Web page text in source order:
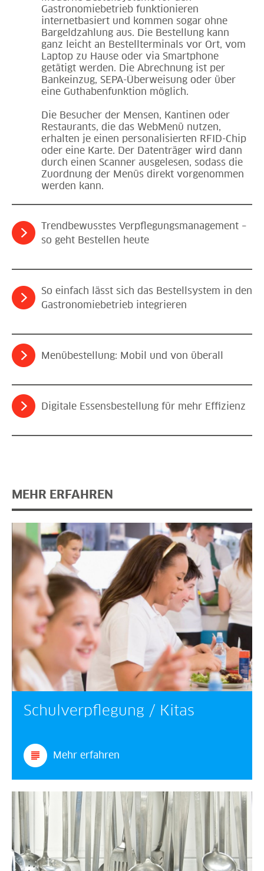
Gastronomiebetrieb funktionieren
internetbasiert und kommen sogar ohne
Bargeldzahlung aus. Die Bestellung kann
ganz leicht an Bestellterminals vor Ort, vom
Laptop zu Hause oder via Smartphone
getätigt werden. Die Abrechnung ist per
Bankeinzug, SEPA-Überweisung oder über
eine Guthabenfunktion möglich.
Die Besucher der Mensen, Kantinen oder
Restaurants, die das WebMenü nutzen,
erhalten je einen personalisierten RFID-Chip
oder eine Karte. Der Datenträger wird dann
durch einen Scanner ausgelesen, sodass die
Zuordnung der Menüs direkt vorgenommen
werden kann.
Trendbewusstes Verpflegungsmanagement –
so geht Bestellen heute
So einfach lässt sich das Bestellsystem in den
Gastronomiebetrieb integrieren
Menübestellung: Mobil und von überall
Digitale Essensbestellung für mehr Effizienz
MEHR ERFAHREN
Schulverpflegung / Kitas
Mehr erfahren